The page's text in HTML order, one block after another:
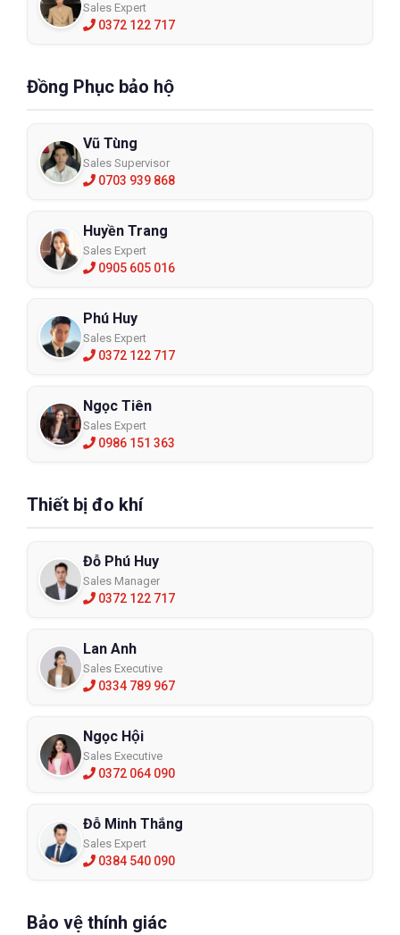
Sales Expert
0372 122 717
Đồng Phục bảo hộ
Vũ Tùng
Sales Supervisor
0703 939 868
Huyền Trang
Sales Expert
0905 605 016
Phú Huy
Sales Expert
0372 122 717
Ngọc Tiên
Sales Expert
0986 151 363
Thiết bị đo khí
Đỗ Phú Huy
Sales Manager
0372 122 717
Lan Anh
Sales Executive
0334 789 967
Ngọc Hội
Sales Executive
0372 064 090
Đỗ Minh Thắng
Sales Expert
0384 540 090
Bảo vệ thính giác